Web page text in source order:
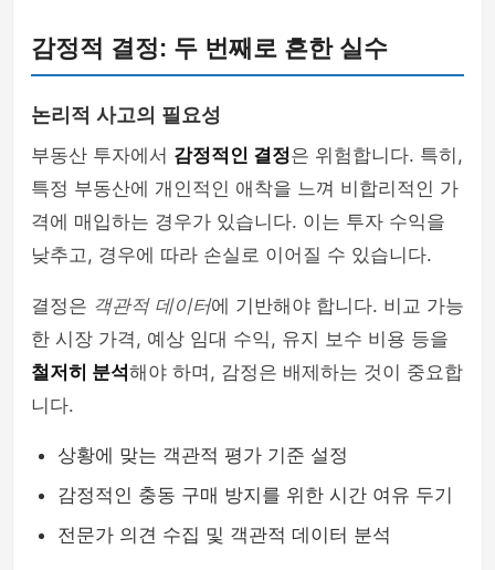
감정적 결정: 두 번째로 흔한 실수
논리적 사고의 필요성
부동산 투자에서 감정적인 결정은 위험합니다. 특히,
특정 부동산에 개인적인 애착을 느껴 비합리적인 가
격에 매입하는 경우가 있습니다. 이는 투자 수익을
낮추고, 경우에 따라 손실로 이어질 수 있습니다.
결정은 객관적 데이터에 기반해야 합니다. 비교 가능
한 시장 가격, 예상 임대 수익, 유지 보수 비용 등을
철저히 분석해야 하며, 감정은 배제하는 것이 중요합
니다.
상황에 맞는 객관적 평가 기준 설정
감정적인 충동 구매 방지를 위한 시간 여유 두기
전문가 의견 수집 및 객관적 데이터 분석